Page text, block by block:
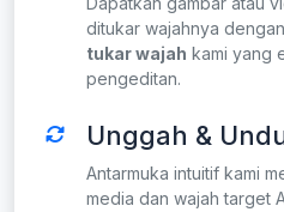
ditukar wajahnya
tukar wajah kami yang
pengeditan.
Unggah &
Antarmuka intuitif kami
media dan wajah target